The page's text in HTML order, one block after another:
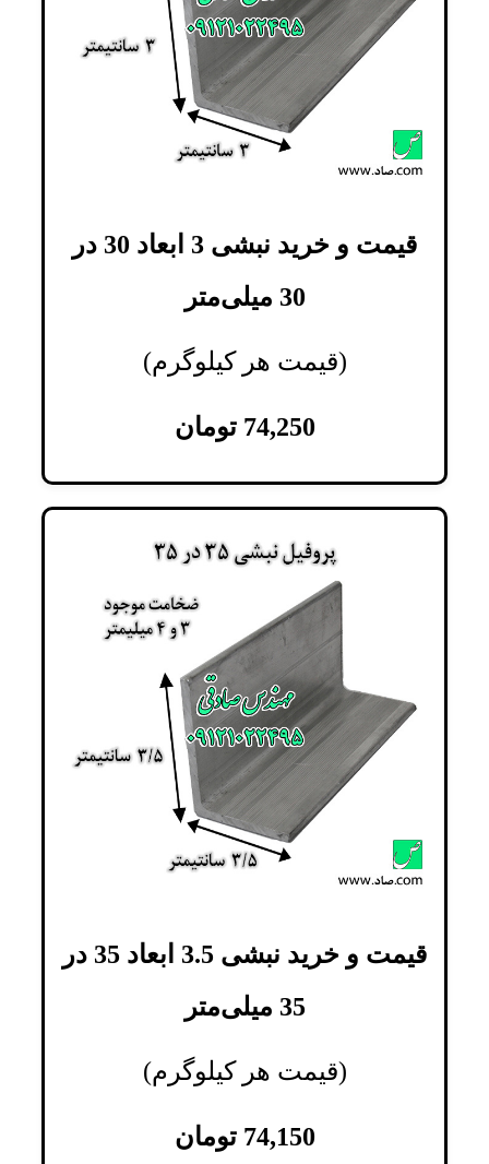
قیمت و خرید نبشی 3 ابعاد 30 در
30 میلی‌متر
(قیمت هر کیلوگرم)
74,250 تومان
قیمت و خرید نبشی 3.5 ابعاد 35 در
35 میلی‌متر
(قیمت هر کیلوگرم)
74,150 تومان